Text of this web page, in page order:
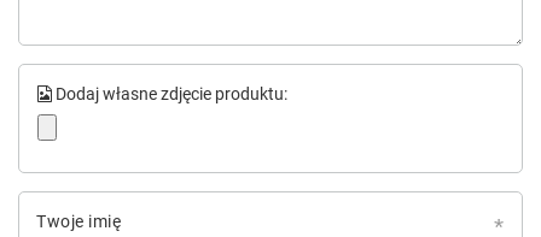
Dodaj własne zdjęcie produktu:
Twoje imię